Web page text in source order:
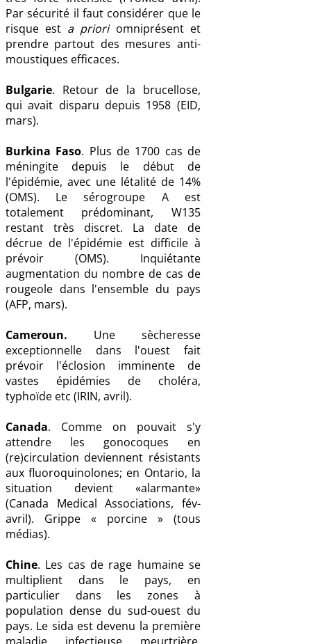
Par sécurité il faut considérer que le
risque est a prioriomniprésent et
prendre partout des mesures anti-
moustiques efficaces.
Bulgarie. Retour de la brucellose,
qui avait disparu depuis 1958 (EID,
mars).
Burkina Faso. Plus de 1700 cas de
méningite depuis le début de
l'épidémie, avec une létalité de 14%
(OMS). Le sérogroupe A est
totalement prédominant, W135
restant très discret. La date de
décrue de l'épidémie est difficile à
prévoir (OMS). Inquiétante
augmentation du nombre de cas de
rougeole dans l'ensemble du pays
(AFP, mars).
Cameroun. Une sècheresse
exceptionnelle dans l'ouest fait
prévoir l'éclosion imminente de
vastes épidémies de choléra,
typhoïde etc (IRIN, avril).
Canada. Comme on pouvait s'y
attendre les gonocoques en
(re)circulation deviennent résistants
aux fluoroquinolones; en Ontario, la
situation devient «alarmante»
(Canada Medical Associations, fév-
avril). Grippe « porcine » (tous
médias).
Chine. Les cas de rage humaine se
multiplient dans le pays, en
particulier dans les zones à
population dense du sud-ouest du
pays. Le sida est devenu la première